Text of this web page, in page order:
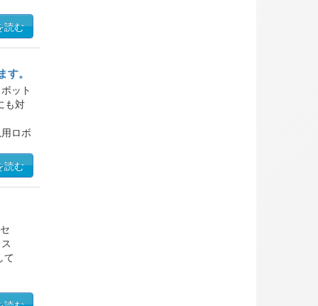
ノウ
読む
。
ット
も対
ロボ
読む
て